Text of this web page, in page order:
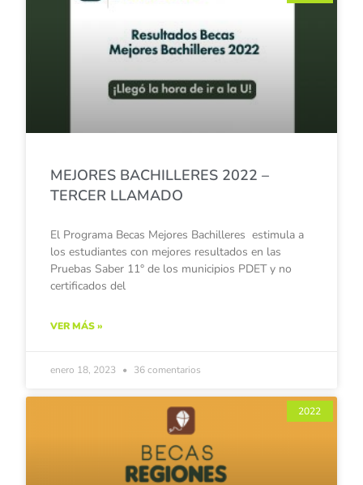
MEJORES BACHILLERES 2022 –
TERCER LLAMADO
El Programa Becas Mejores Bachilleres estimula a
los estudiantes con mejores resultados en las
Pruebas Saber 11° de los municipios PDET y no
certificados del
VER MÁS »
enero 18, 2023 36 comentarios
2022